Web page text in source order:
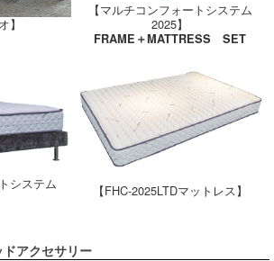
】
【マルチコンフォートシステム
2025】
FRAME＋MATTRESS SET
システム
【FHC-2025LTDマットレス】
アクセサリー